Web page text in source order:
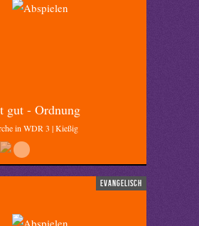
gut - Ordnung
in WDR 3 | Kießig
evangelisch